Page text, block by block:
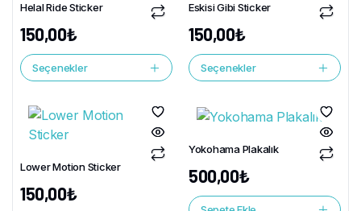
Helal Ride Sticker
150,00₺
Seçenekler
Eskisi Gibi Sticker
150,00₺
Seçenekler
Lower Motion Sticker
150,00₺
Yokohama Plakalık
500,00₺